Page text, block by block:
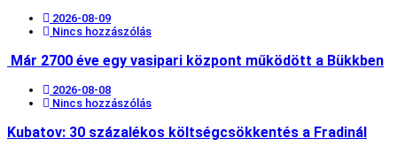
2026-08-09
Nincs hozzászólás
Már 2700 éve egy vasipari központ működött a Bükkben
2026-08-08
Nincs hozzászólás
Kubatov: 30 százalékos költségcsökkentés a Fradinál